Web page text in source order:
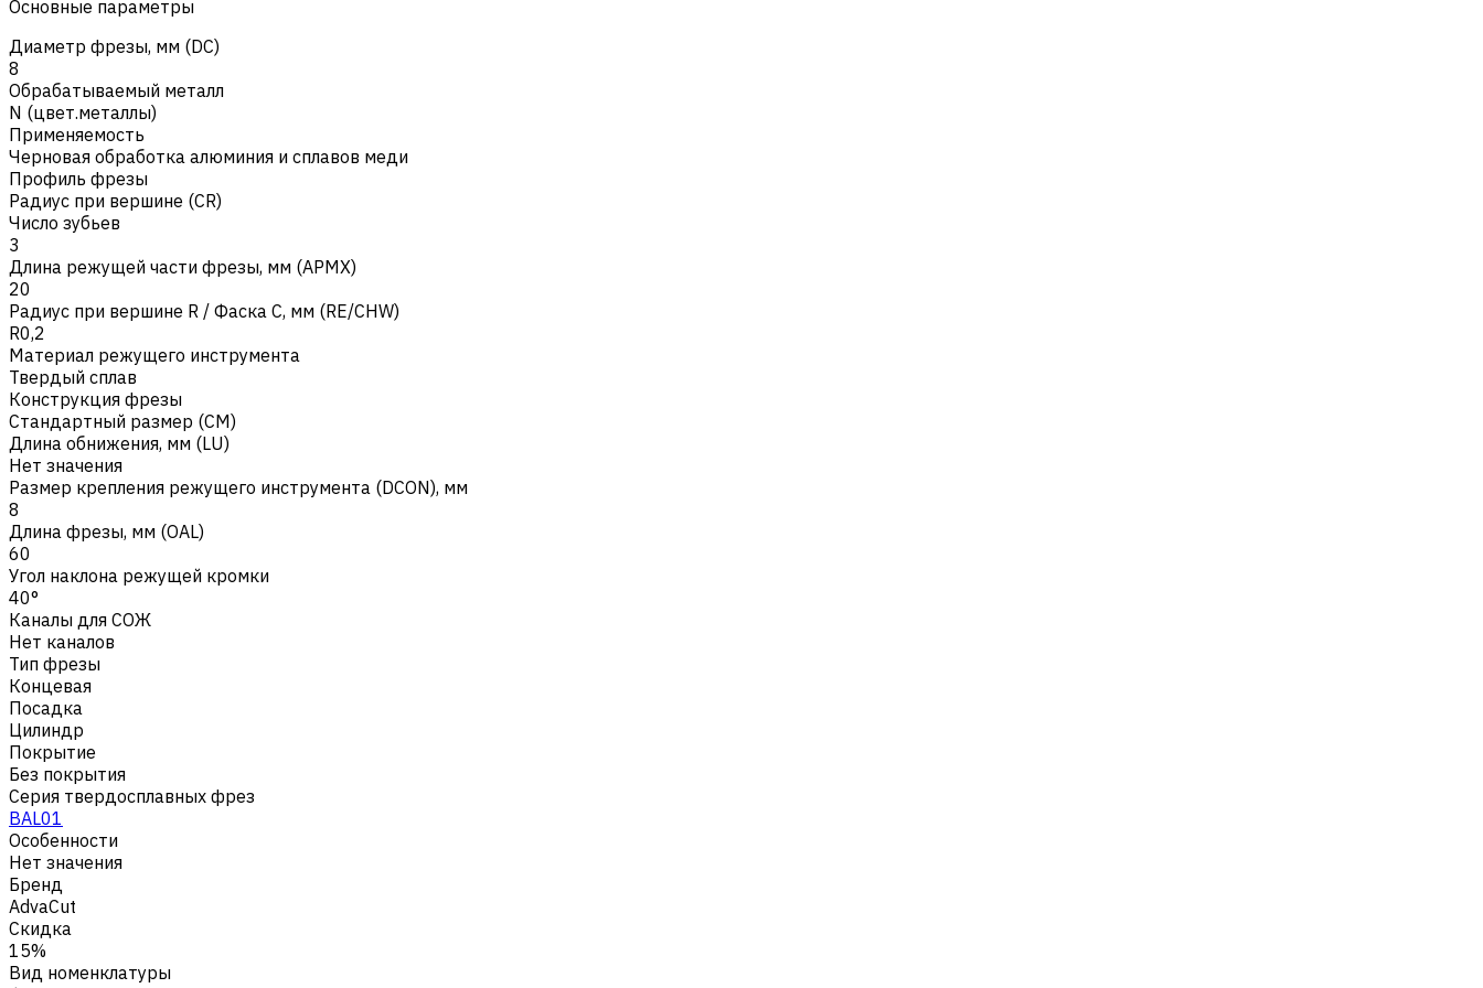
Основные параметры
Диаметр фрезы, мм (DC)
8
Обрабатываемый металл
N (цвет.металлы)
Применяемость
Черновая обработка алюминия и сплавов меди
Профиль фрезы
Радиус при вершине (CR)
Число зубьев
3
Длина режущей части фрезы, мм (APMX)
20
Радиус при вершине R / Фаска C, мм (RE/CHW)
R0,2
Материал режущего инструмента
Твердый сплав
Конструкция фрезы
Стандартный размер (CM)
Длина обнижения, мм (LU)
Нет значения
Размер крепления режущего инструмента (DCON), мм
8
Длина фрезы, мм (OAL)
60
Угол наклона режущей кромки
40°
Каналы для СОЖ
Нет каналов
Тип фрезы
Концевая
Посадка
Цилиндр
Покрытие
Без покрытия
Серия твердосплавных фрез
BAL01
Особенности
Нет значения
Бренд
AdvaCut
Скидка
15%
Вид номенклатуры